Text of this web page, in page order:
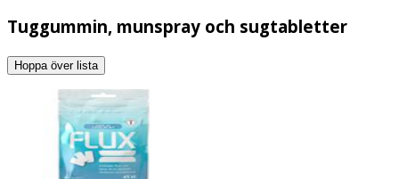
Tuggummin, munspray och sugtabletter
Hoppa över lista